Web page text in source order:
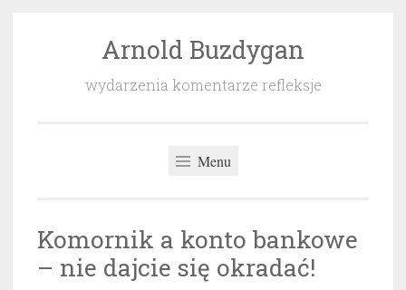
Arnold Buzdygan
wydarzenia komentarze refleksje
Menu
Komornik a konto bankowe
– nie dajcie się okradać!